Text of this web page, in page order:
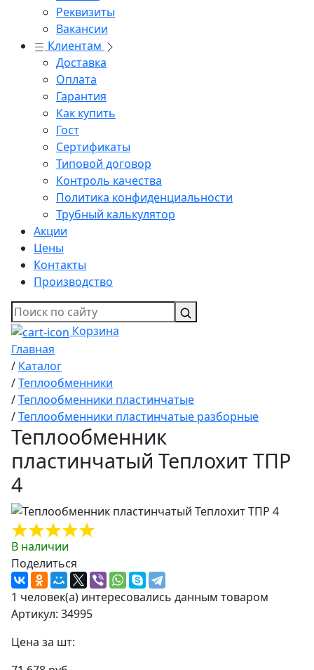
Реквизиты
Вакансии
Клиентам
Доставка
Оплата
Гарантия
Как купить
Гост
Сертификаты
Типовой договор
Контроль качества
Политика конфиденциальности
Трубный калькулятор
Акции
Цены
Контакты
Производство
Корзина
Главная
/ Каталог
/Теплообменники
/Теплообменники пластинчатые
/Теплообменники пластинчатые разборные
Теплообменник
пластинчатый Теплохит ТПР
4
В наличии
Поделиться
1 человек(а) интересовались данным товаром
Артикул: 34995
Цена за шт: